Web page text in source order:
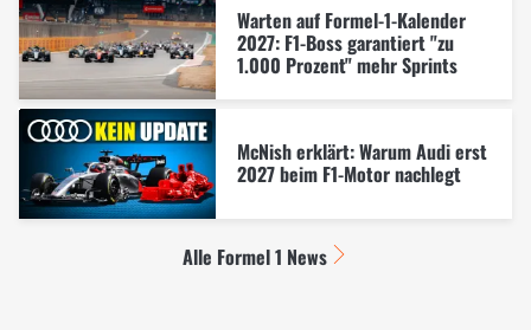
Warten auf Formel-1-Kalender
2027: F1-Boss garantiert "zu
1.000 Prozent" mehr Sprints
McNish erklärt: Warum Audi erst
2027 beim F1-Motor nachlegt
Alle Formel 1 News